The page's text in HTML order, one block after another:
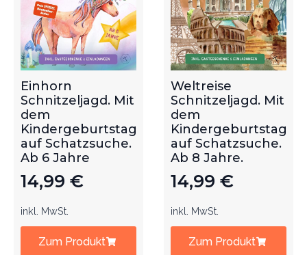
Einhorn
Schnitzeljagd. Mit
dem
Kindergeburtstag
auf Schatzsuche.
Ab 6 Jahre
14,99 €
inkl. MwSt.
Zum Produkt
Weltreise
Schnitzeljagd. Mit
dem
Kindergeburtstag
auf Schatzsuche.
Ab 8 Jahre.
14,99 €
inkl. MwSt.
Zum Produkt